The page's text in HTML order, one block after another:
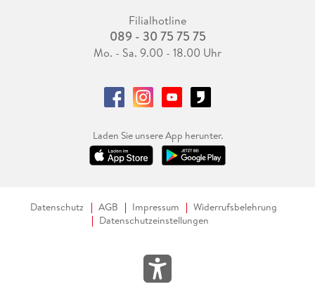
Filialhotline
089 - 30 75 75 75
Mo. - Sa. 9.00 - 18.00 Uhr
Laden Sie unsere App herunter.
Datenschutz AGB Impressum
Widerrufsbelehrung
Datenschutzeinstellungen